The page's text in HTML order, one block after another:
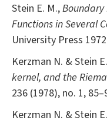
Stein E. M.,
Functions in Several
University Press 1972
Kerzman N. & Stein
kernel, and the
236 (1978), no. 1,
Kerzman N. & Stein